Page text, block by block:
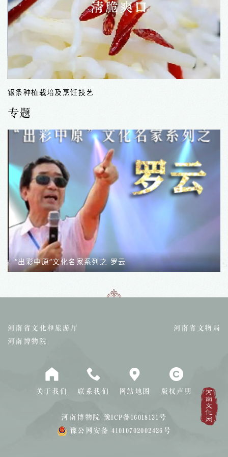
银条种植栽培及烹饪技艺
专题
“出彩中原”文化名家系列之 罗云
河南省文化和旅游厅
河南省文物局
河南博物院
关于我们 联系我们 网站地图 版权声明
河南博物院 豫ICP备16018131号
豫公网安备 41010702002426号